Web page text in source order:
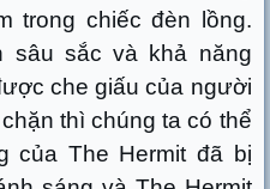
trong chiếc đèn lồng.
sâu sắc và khả năng
che giấu của người
thì chúng ta có thể
của The Hermit đã bị